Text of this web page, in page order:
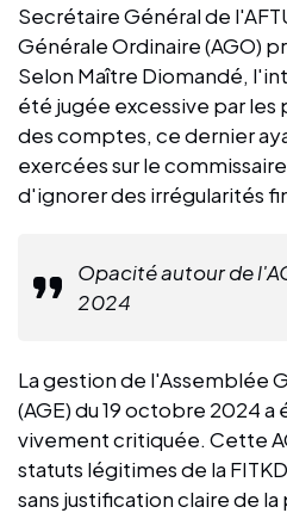
Secrétaire Général de
Générale Ordinaire (AGO)
Selon Maître Diomandé,
été jugée excessive par
des comptes, ce dernier
exercées sur le
d'ignorer des irrégularités
Opacité autour de
2024
La gestion de l'Assemblée
(AGE) du 19 octobre 2024
vivement critiquée. Cette
statuts légitimes de la
sans justification claire de